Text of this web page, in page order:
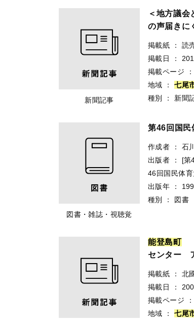
新聞記事
＜地方議
の声届きに
掲載紙 ：
読
掲載日
：
掲載ページ
：
地域
： 七尾
種別
： 新聞
図書・雑誌・視聴覚
第46回国民
作成者 ：
石
出版者
： [第
46回国民体
出版年
：
種別
： 図書
能登島町「
センター
掲載紙 ：
北
掲載日
：
掲載ページ
：
地域
： 七尾